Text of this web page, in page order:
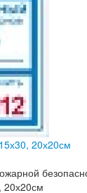
20х20см